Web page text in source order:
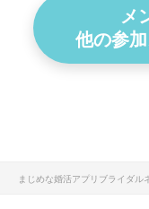
メ
他の参
まじめな婚活アプリブライダル